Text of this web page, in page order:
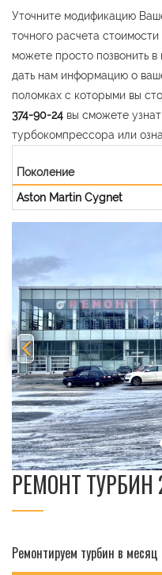
Уточните модификацию
точного расчета
можете просто позвонить
дать нам информацию о
поломках с которыми вы
374-90-24 вы сможете
турбокомпрессора или
Поколение
Aston Martin Cygnet
РЕМОНТ
Ремонтируем турбин в месяц